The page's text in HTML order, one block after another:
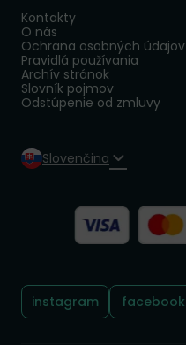
Kontakty
O nás
Ochrana osobných údajov
Pravidlá používania
Archív stránok
Slovník pojmov
Odstúpenie od zmluvy
Slovenčina
Sledujte nás:
instagram facebook